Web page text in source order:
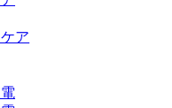
ア